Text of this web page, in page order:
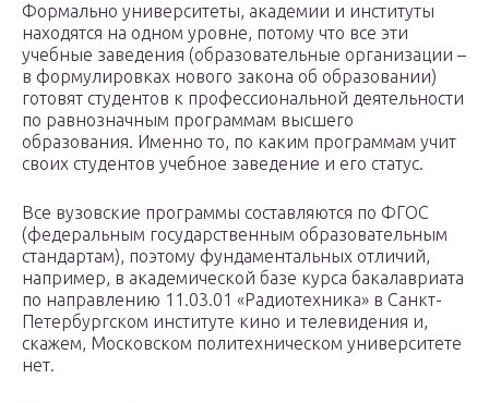
Формально университеты, академии и институты
находятся на одном уровне, потому что все эти
учебные заведения (образовательные организации –
в формулировках нового закона об образовании)
готовят студентов к профессиональной деятельности
по равнозначным программам высшего
образования. Именно то, по каким программам учит
своих студентов учебное заведение и его статус.
Все вузовские программы составляются по ФГОС
(федеральным государственным образовательным
стандартам), поэтому фундаментальных отличий,
например, в академической базе курса бакалавриата
по направлению 11.03.01 «Радиотехника» в Санкт-
Петербургском институте кино и телевидения и,
скажем, Московском политехническом университете
нет.